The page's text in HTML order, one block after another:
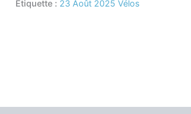
Étiquette : 23 Août 2025 Vélos